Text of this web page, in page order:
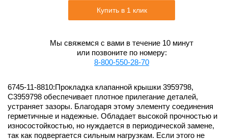
Купить в 1 клик
Мы свяжемся с вами в течение 10 минут
или позвоните по номеру:
8-800-550-28-70
6745-11-8810:Прокладка клапанной крышки 3959798,
C3959798 обеспечивает плотное прилегание деталей,
устраняет зазоры. Благодаря этому элементу соединения
герметичные и надежные. Обладает высокой прочностью и
износостойкостью, но нуждается в периодической замене,
так как подвергается сильным нагрузкам. Если этого не